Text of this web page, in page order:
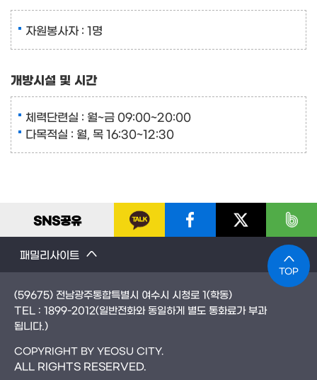
자원봉사자 : 1명
개방시설 및 시간
체력단련실 : 월~금 09:00~20:00
다목적실 : 월, 목 16:30~12:30
SNS공유
패밀리사이트
TOP
(59675) 전남광주통합특별시 여수시 시청로 1(학동)
TEL : 1899-2012(일반전화와 동일하게 별도 통화료가 부과
됩니다.)
COPYRIGHT BY YEOSU CITY.
ALL RIGHTS RESERVED.